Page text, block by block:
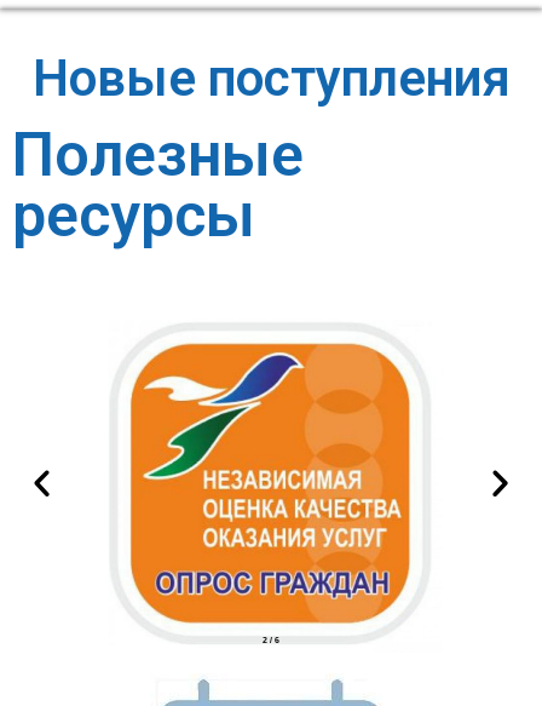
Новые поступления
Полезные
ресурсы
2 / 6